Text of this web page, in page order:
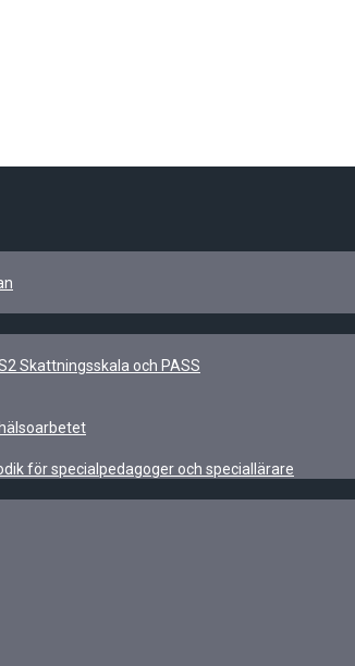
Skattningsskala och PASS
för specialpedagoger och speciallärare